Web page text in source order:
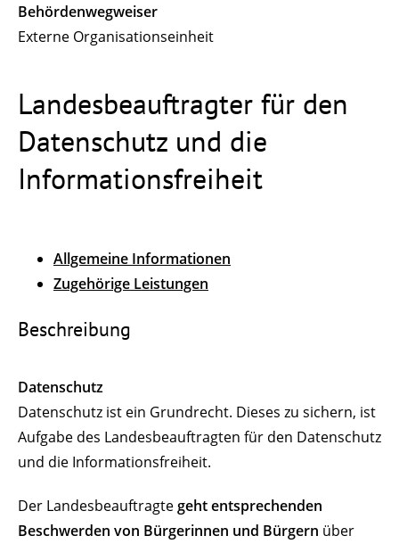
Behördenwegweiser
Externe Organisationseinheit
Landesbeauftragter für den
Datenschutz und die
Informationsfreiheit
Allgemeine Informationen
Zugehörige Leistungen
Beschreibung
Datenschutz
Datenschutz ist ein Grundrecht. Dieses zu sichern, ist
Aufgabe des Landesbeauftragten für den Datenschutz
und die Informationsfreiheit.
Der Landesbeauftragtegeht entsprechenden
Beschwerden von Bürgerinnen und Bürgern über